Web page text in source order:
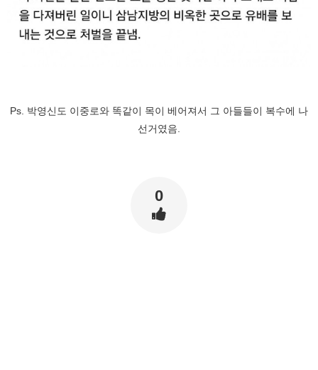
Ps. 박영신도 이중로와 똑같이 목이 베어져서 그 아들들이 복수에 나
선거였음.
0